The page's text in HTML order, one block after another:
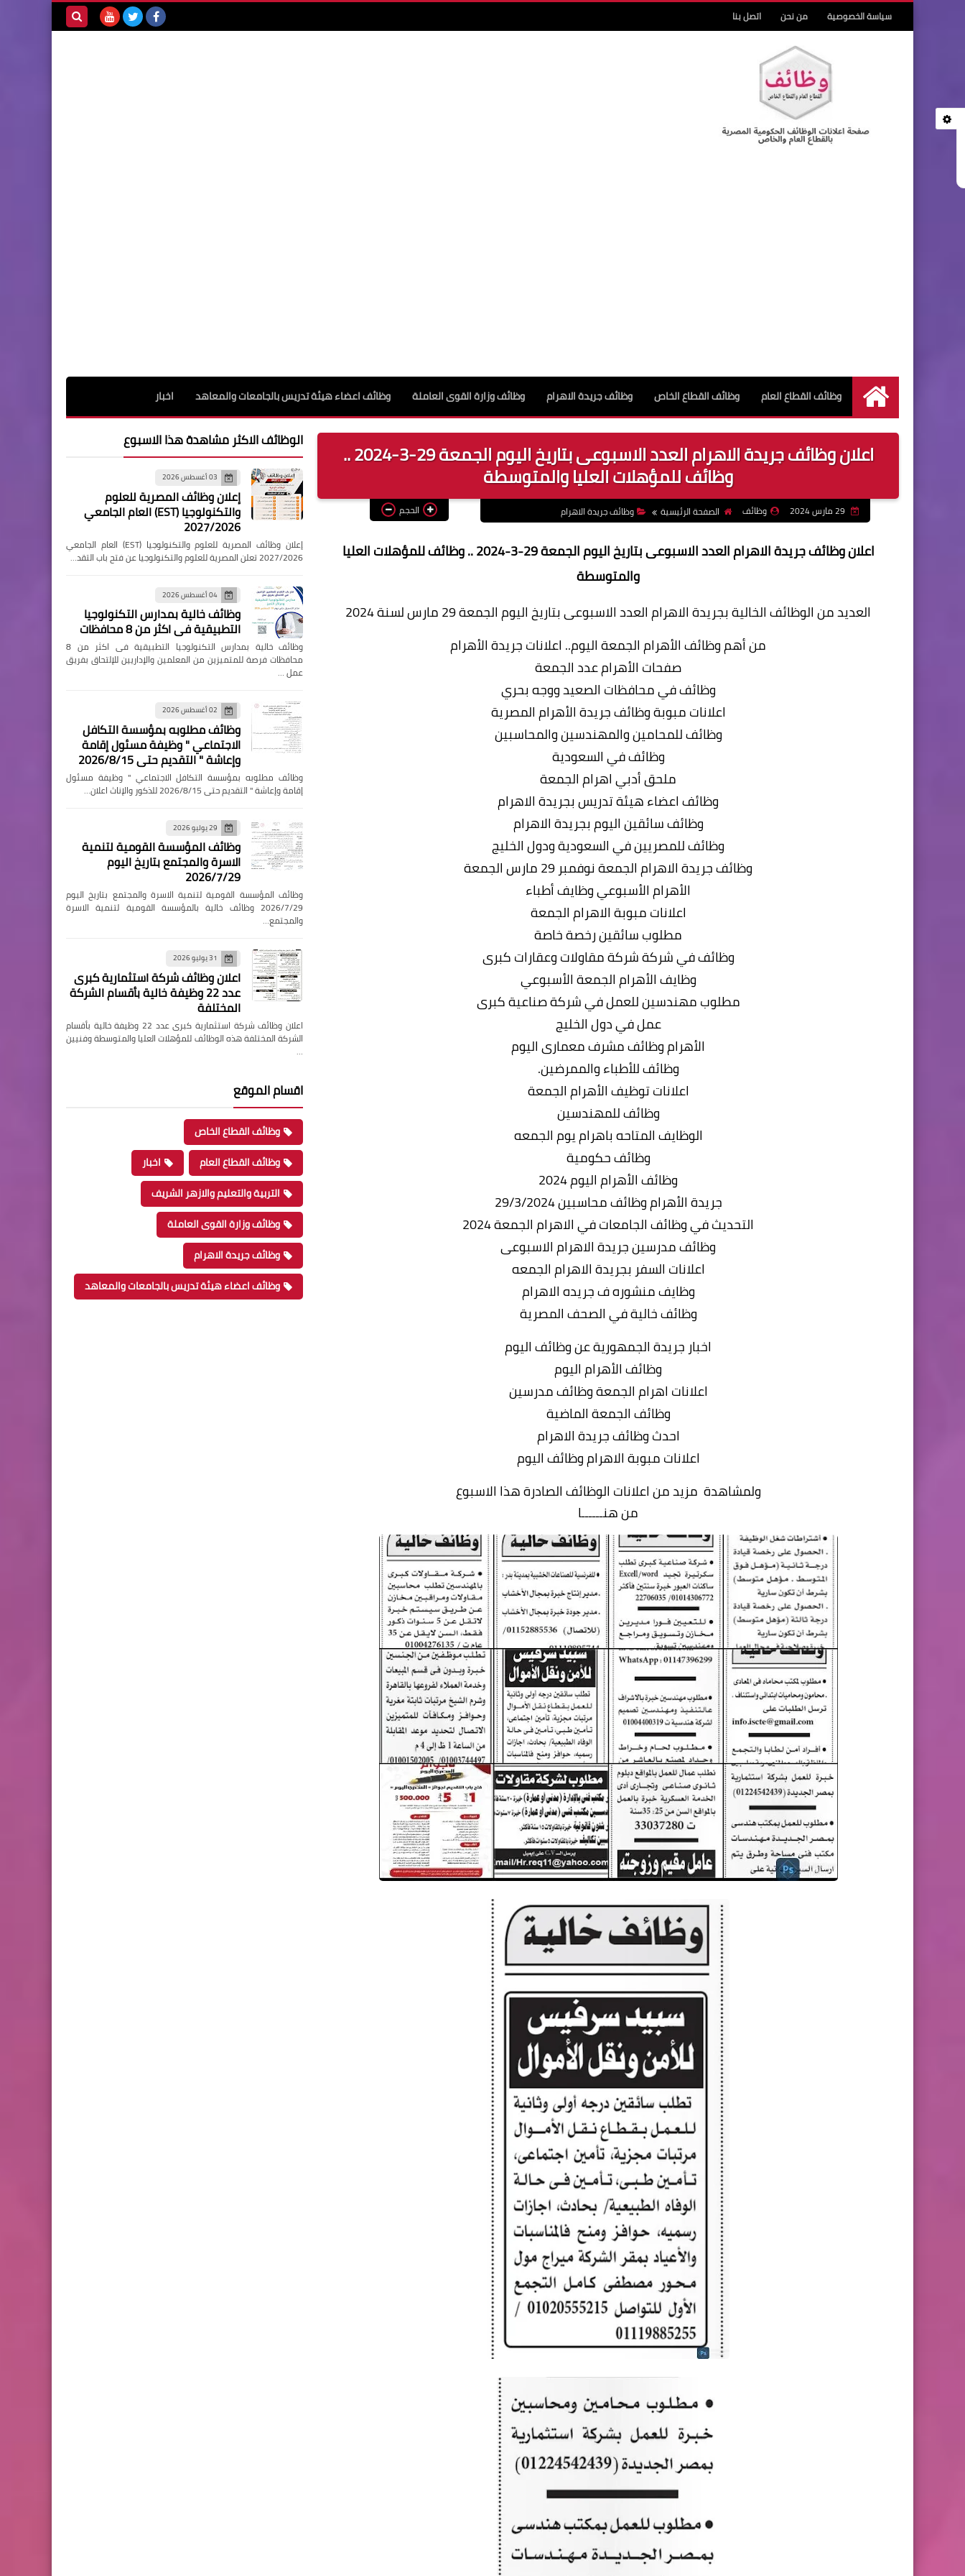
سياسة الخصوصية من نحن اتصل بنا
الرئيسية
وظائف القطاع العام وظائف القطاع الخاص وظائف جريدة الاهرام وظائف وزارة القوى العاملة وظائف اعضاء هيئة تدريس بالجامعات والمعاهد اخبار
اعلان وظائف جريدة الاهرام العدد الاسبوعى بتاريخ اليوم الجمعة 29-3-2024 ..
وظائف للمؤهلات العليا والمتوسطة
وظائف الصفحة الرئيسية وظائف جريدة الاهرام الحجم
اعلان وظائف جريدة الاهرام العدد الاسبوعى بتاريخ اليوم الجمعة 29-3-2024 .. وظائف للمؤهلات العليا
والمتوسطة
العديد من الوظائف الخالية بجريدة الاهرام العدد الاسبوعى بتاريخ اليوم الجمعة 29 مارس لسنة 2024
من أهم وظائف الأهرام الجمعة اليوم.. اعلانات جريدة الأهرام
صفحات الأهرام عدد الجمعة
وظائف في محافظات الصعيد ووجه بحري
اعلانات مبوبة وظائف جريدة الأهرام المصرية
وظائف للمحامين والمهندسين والمحاسبين
وظائف في السعودية
ملحق أدبي اهرام الجمعة
وظائف اعضاء هيئة تدريس بجريدة الاهرام
وظائف سائقين اليوم بجريدة الاهرام
وظائف للمصريين في السعودية ودول الخليج
وظائف جريدة الاهرام الجمعة نوفمبر 29 مارس الجمعة
الأهرام الأسبوعي وظايف أطباء
اعلانات مبوبة الاهرام الجمعة
مطلوب سائقين رخصة خاصة
وظائف في شركة شركة مقاولات وعقارات كبرى
وظايف الأهرام الجمعة الأسبوعي
مطلوب مهندسين للعمل في شركة صناعية كبرى
عمل في دول الخليج
الأهرام وظائف مشرف معمارى اليوم
وظائف للأطباء والممرضين.
اعلانات توظيف الأهرام الجمعة
وظائف للمهندسين
الوظايف المتاحه باهرام يوم الجمعه
وظائف حكومية
وظائف الأهرام اليوم 2024
جريدة الأهرام وظائف محاسبين 29/3/2024
التحديث في وظائف الجامعات في الاهرام الجمعة 2024
وظائف مدرسين جريدة الاهرام الاسبوعى
اعلانات السفر بجريدة الاهرام الجمعه
وظايف منشوره ف جريده الاهرام
وظائف خالية في الصحف المصرية
اخبار جريدة الجمهورية عن وظائف اليوم
وظائف الأهرام اليوم
اعلانات اهرام الجمعة وظائف مدرسين
وظائف الجمعة الماضية
احدث وظائف جريدة الاهرام
اعلانات مبوبة الاهرام وظائف اليوم
ولمشاهدة مزيد من اعلانات الوظائف الصادرة هذا الاسبوع
من هنــــــا
الوظائف الاكثر مشاهدة هذا الاسبوع
03 أغسطس 2026
إعلان وظائف المصرية للعلوم
والتكنولوجيا (EST) العام الجامعي
2027/2026
إعلان وظائف المصرية للعلوم والتكنولوجيا (EST) العام الجامعي
2027/2026 تعلن المصرية للعلوم والتكنولوجيا عن فتح باب التقد…
04 أغسطس 2026
وظائف خالية بمدارس التكنولوجيا
التطبيقية فى اكثر من 8 محافظات
وظائف خالية بمدارس التكنولوجيا التطبيقية فى اكثر من 8
محافظات فرصة للمتميزين من المعلمين والإداريين للإلتحاق بفريق
عمل …
02 أغسطس 2026
وظائف مطلوبه بمؤسسة التكافل
الاجتماعي " وظيفة مسئول إقامة
وإعاشة " التقديم حتى 2026/8/15
وظائف مطلوبه بمؤسسة التكافل الاجتماعي " وظيفة مسئول
إقامة وإعاشة " التقديم حتى 2026/8/15 للذكور والإناث اعلان…
29 يوليو 2026
وظائف المؤسسة القومية لتنمية
الاسرة والمجتمع بتاريخ اليوم
2026/7/29
وظائف المؤسسة القومية لتنمية الاسرة والمجتمع بتاريخ اليوم
2026/7/29 وظائف خالية بالمؤسسة القومية لتنمية الاسرة
والمجتمع…
31 يوليو 2026
اعلان وظائف شركة استثمارية كبرى
عدد 22 وظيفة خالية بأقسام الشركة
المختلفة
اعلان وظائف شركة استثمارية كبرى عدد 22 وظيفة خالية بأقسام
الشركة المختلفة هذه الوظائف للمؤهلات العليا والمتوسطة وفنيين
…
اقسام الموقع
وظائف القطاع الخاص
وظائف القطاع العام
اخبار
التربية والتعليم والازهر الشريف
وظائف وزارة القوى العاملة
وظائف جريدة الاهرام
وظائف اعضاء هيئة تدريس بالجامعات والمعاهد